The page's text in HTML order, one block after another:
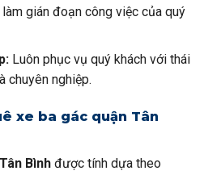
gián đoạn công việc của quý
Luôn phục vụ quý khách với thái
chuyên nghiệp.
xe ba gác quận Tân
Bình được tính dựa theo